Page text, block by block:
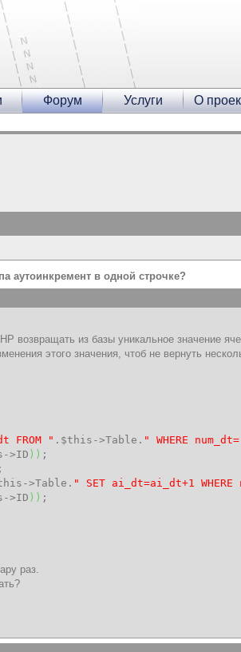
Форум Услуги О
аутоинкремент в одной строчке?
возвращать из базы уникальное значение
этого значения, чтоб не вернуть
FROM " . $this ->Table . " WHERE
->ID ) ) ;
;
->Table . " SET ai_dt=ai_dt+1 WHERE
->ID ) ) ;
раз.